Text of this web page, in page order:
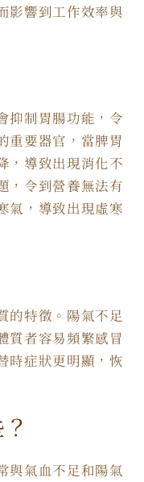
影響到工作效率與
抑制胃腸功能，令
重要器官，當脾胃
，導致出現消化不
，令到營養無法有
氣，導致出現虛寒
的特徵 。陽氣不足
質者容易頻繁感冒
時症狀更明顯，恢
與氣血不足和陽氣